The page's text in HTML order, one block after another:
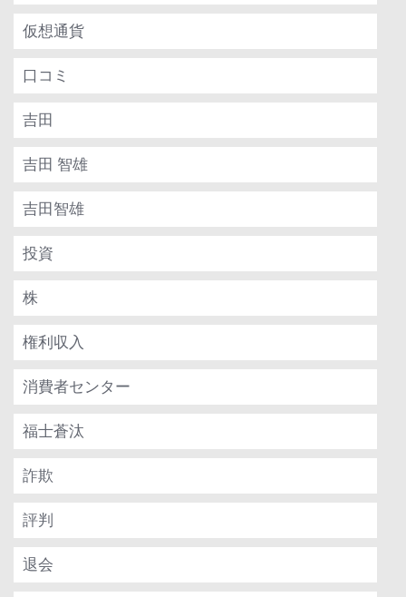
仮想通貨
口コミ
吉田
吉田 智雄
吉田智雄
投資
株
権利収入
消費者センター
福士蒼汰
詐欺
評判
退会